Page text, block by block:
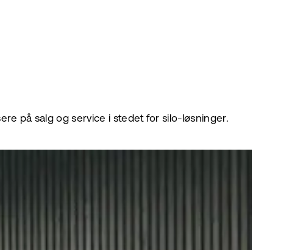
på salg og service i stedet for silo-løsninger.